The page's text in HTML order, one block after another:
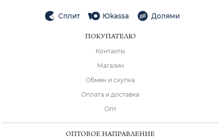
Сплит Юkassa Долями
ПОКУПАТЕЛЮ
Контакты
Магазин
Обмен и скупка
Оплата и доставка
Опт
ОПТОВОЕ НАПРАВЛЕНИЕ